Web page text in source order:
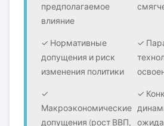
предполагаемое
влияние
✓ Нормативные
допущения и риск
изменения политики
✓
✓
Макроэкономические
допущения (рост ВВП,
✓